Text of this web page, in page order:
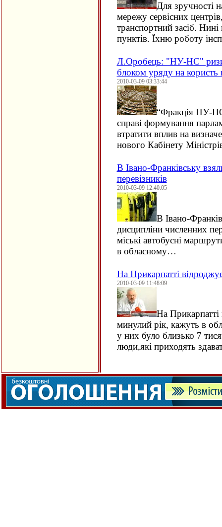
Для зручності
мережу сервісних
транспортний засіб.
пунктів. Їхню роботу
Л.Оробець: "НУ-НС"
блоком уряду на користь
2010-03-09 03:33:44
“Фракція НУ-
справі формування
втратити вплив на
нового Кабінету
В Івано-Франківську
перевізників
2010-03-09 12:40:05
В Івано-
дисципліни численних
міські автобусні
в обласному…
На Прикарпатті
2010-03-09 11:48:09
На Прикарпатті
минулий рік, кажуть в
у них було близько 7
люди,які приходять